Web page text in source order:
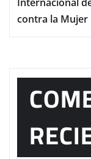
contra la Mujer